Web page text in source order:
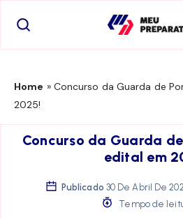
Home » Concurso da Guarda de
2025!
Concurso da Guarda
edital em
Publicado 30 De Abril De
Tempo de